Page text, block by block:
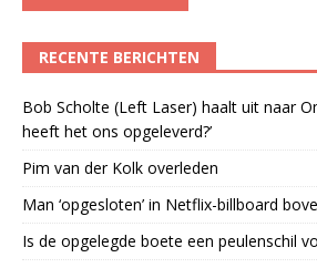
RECENTE BERICHTEN
Bob Scholte (Left Laser) haalt uit naar
heeft het ons opgeleverd?’
Pim van der Kolk overleden
Man ‘opgesloten’ in Netflix-billboard
Is de opgelegde boete een peulenschil